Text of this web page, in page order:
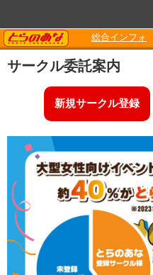
TORANOANA
総合インフォ
サークル委託案内
新規サークル登録